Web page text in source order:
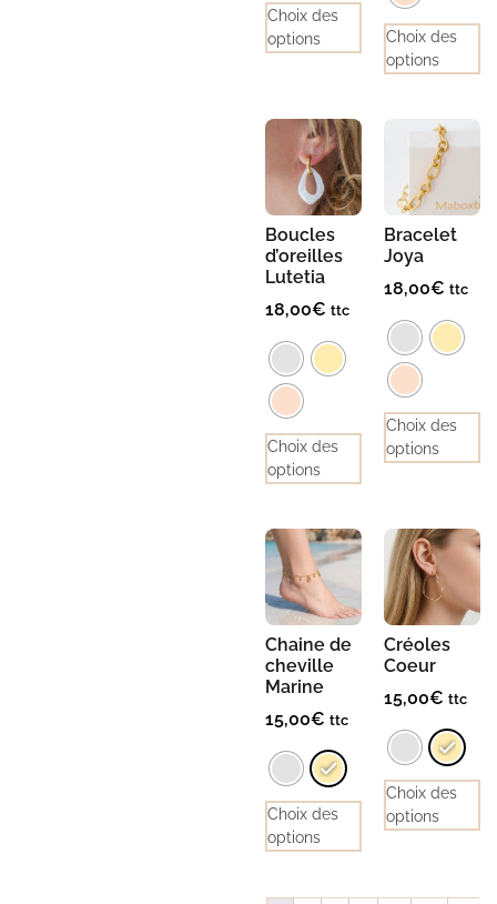
Choix des
options
Choix des
options
Boucles
d’oreilles
Lutetia
18,00€ ttc
Choix des
options
Bracelet
Joya
18,00€ ttc
Choix des
options
Chaine de
cheville
Marine
15,00€ ttc
Choix des
options
Créoles
Coeur
15,00€ ttc
Choix des
options